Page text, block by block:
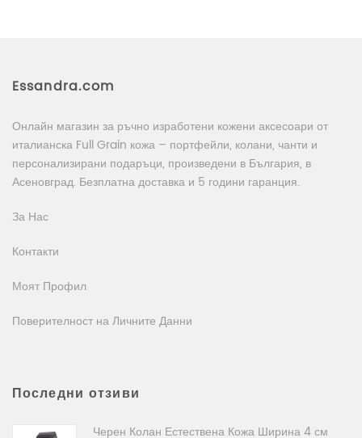
Essandra.com
Онлайн магазин за ръчно изработени кожени аксесоари от
италианска Full Grain кожа – портфейли, колани, чанти и
персонализирани подаръци, произведени в България, в
Асеновград. Безплатна доставка и 5 години гаранция.
За Нас
Контакти
Моят Профил
Поверителност на Личните Данни
Последни отзиви
Черен Колан Естествена Кожа Ширина 4 см